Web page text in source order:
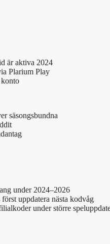
är aktiva 2024
Plarium Play
säsongsbundna
under 2024–2026
uppdatera nästa kodvåg
under större